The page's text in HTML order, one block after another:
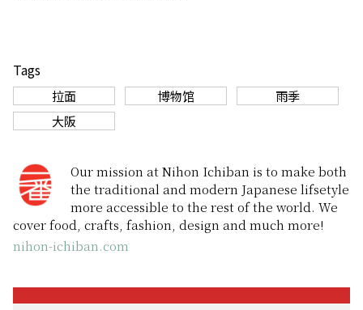
Tags
拉面 博物馆
雨季
大阪
Our mission at Nihon Ichiban is to make both
the traditional and modern Japanese lifsetyle
more accessible to the rest of the world. We
cover food, crafts, fashion, design and much more!
nihon-ichiban.com